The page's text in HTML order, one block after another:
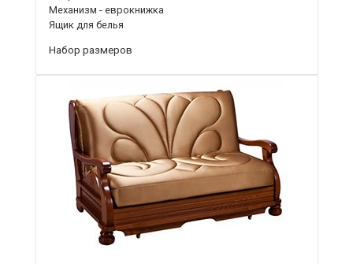
Механизм - еврокнижка
Ящик для белья
Набор размеров